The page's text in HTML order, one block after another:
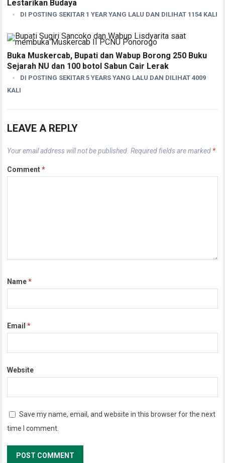
Lestarikan Budaya
DI POSTING SEKITAR 1 YEAR YANG LALU DAN DILIHAT 1154 KALI
Buka Muskercab, Bupati dan Wabup Borong 250 Buku
Sejarah NU dan 100 botol Sabun Cair Lerak
DI POSTING SEKITAR 5 YEARS YANG LALU DAN DILIHAT 4009
KALI
LEAVE A REPLY
Your email address will not be published. Required fields are marked *
Comment*
Name*
Email*
Website
Save my name, email, and website in this browser for the next
time I comment.